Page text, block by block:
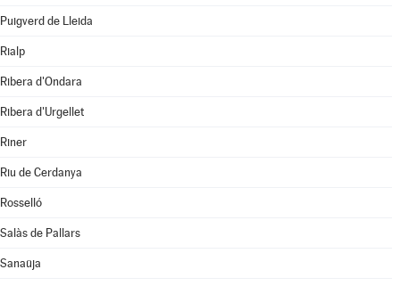
Puigverd de Lleida
Rialp
Ribera d'Ondara
Ribera d'Urgellet
Riner
Riu de Cerdanya
Rosselló
Salàs de Pallars
Sanaüja